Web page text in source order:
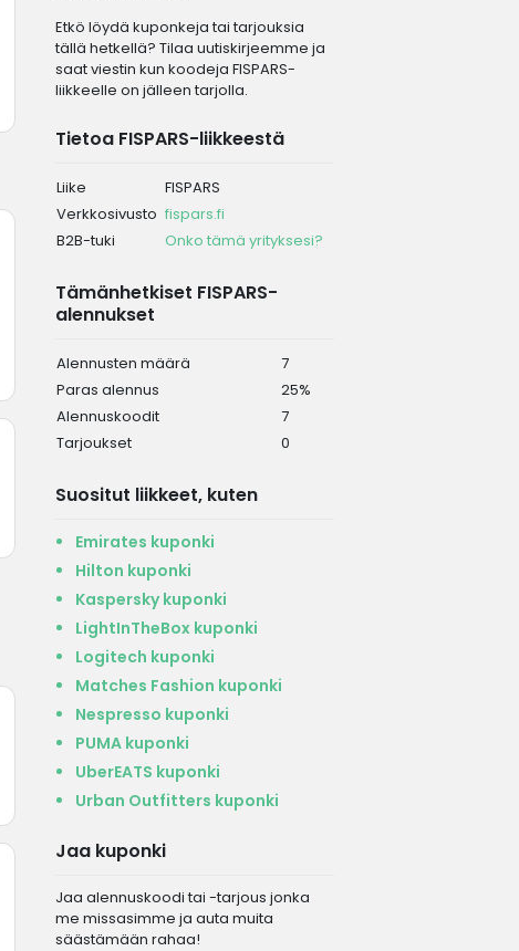
Etkö löydä kuponkeja tai tarjouksia
tällä hetkellä? Tilaa uutiskirjeemme ja
saat viestin kun koodeja FISPARS-
liikkeelle on jälleen tarjolla.
Tietoa FISPARS-liikkeestä
Liike
FISPARS
Verkkosivusto fispars.fi
B2B-tuki
Onko tämä yrityksesi?
Tämänhetkiset FISPARS-
alennukset
Alennusten määrä
7
Paras alennus
25%
Alennuskoodit
7
Tarjoukset
0
Suositut liikkeet, kuten
Emirates kuponki
Hilton kuponki
Kaspersky kuponki
LightInTheBox kuponki
Logitech kuponki
Matches Fashion kuponki
Nespresso kuponki
PUMA kuponki
UberEATS kuponki
Urban Outfitters kuponki
Jaa kuponki
Jaa alennuskoodi tai -tarjous jonka
me missasimme ja auta muita
säästämään rahaa!